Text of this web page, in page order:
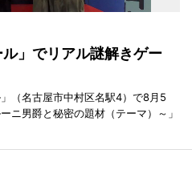
」でリアル謎解きゲー
（名古屋市中村区名駅4）で8月5
ニ男爵と秘密の題材（テーマ）～」